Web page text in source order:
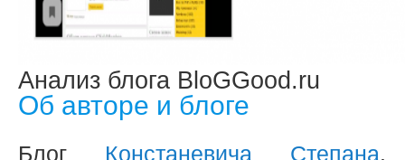
Анализ блога BloGGood.ru
Об авторе и блоге
Блог Констаневича Степана.